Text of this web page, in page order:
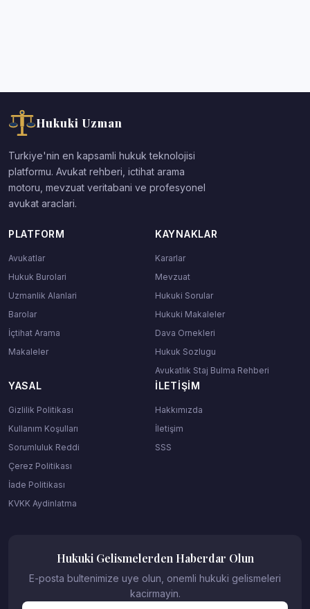
Hukuki Uzman
Turkiye'nin en kapsamli hukuk teknolojisi
platformu. Avukat rehberi, ictihat arama
motoru, mevzuat veritabani ve profesyonel
avukat araclari.
PLATFORM
Avukatlar
Hukuk Burolari
Uzmanlik Alanlari
Barolar
İçtihat Arama
Makaleler
KAYNAKLAR
Kararlar
Mevzuat
Hukuki Sorular
Hukuki Makaleler
Dava Ornekleri
Hukuk Sozlugu
Avukatlık Staj Bulma Rehberi
YASAL
Gizlilik Politikası
Kullanım Koşulları
Sorumluluk Reddi
Çerez Politikası
İade Politikası
KVKK Aydinlatma
İLETIŞIM
Hakkımızda
İletişim
SSS
Hukuki Gelismelerden Haberdar Olun
E-posta bultenimize uye olun, onemli hukuki gelismeleri
kacirmayin.